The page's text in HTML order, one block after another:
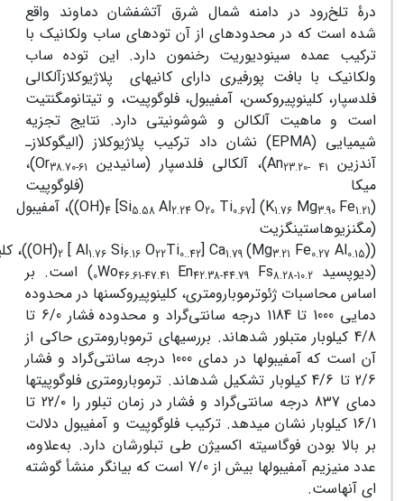
درۀ تلخ‌رود در دامنه شمال شرق آتشفشان دماوند واقع
شده است که در محدوده‏ای از آن توده‏ای ساب ولکانیک با
ترکیب عمده سینودیوریت رخنمون دارد. این توده ساب
ولکانیک با بافت پورفیری دارای کانی‏های پلاژیوکلازآلکالی
فلدسپار، کلینوپیروکسن، آمفیبول، فلوگوپیت، و تیتانومگنتیت
است و ماهیت آلکالن و شوشونیتی دارد. نتایج تجزیه
شیمیایی (EPMA) نشان داد ترکیب پلاژیوکلاز (الیگوکلازـ
آندزین
An23.20- 41 )، آلکالی فلدسپار (سانیدین Or38.70-61
)،
میکا (فلوگوپیت
(
K1.76 Mg3.90 Fe1.21
) [
Ti0.67
Si5.58 Al2.24 O20
]
4
(
OH))، آمفیبول
(مگنزیوهاستینگزیت
(
Ca1.79 (Mg3.21 Fe0.27 Al0.15)
[
Ti0..42
Al1.76 Si6.16 O22
]
2
(
OH))،
(دیوپسید
Wo46.61-47.41 En42.38-44.79 Fs8.28-10.2
0) است. بر
اساس محاسبات ژئوترموبارومتری، کلینوپیروکسن‏ها در محدوده
دمایی 1000 تا 1184 درجه سانتی‌گراد و محدوده فشار 6/0 تا
4/8 کیلوبار متبلور شده‏اند. بررسی‏های ترموبارومتری حاکی از
آن است که آمفیبول‏ها در دمای 1000 درجه سانتی‌گراد و فشار
2/6 تا 4/6 کیلوبار تشکیل شده‏اند. ترموبارومتری فلوگوپیت‏ها
دمای 837 درجه سانتی‌گراد و فشار در زمان تبلور را 22/۰ تا
16/1 کیلوبار نشان می‏دهد. ترکیب فلوگوپیت و آمفیبول دلالت
بر بالا بودن فوگاسیته اکسیژن طی تبلورشان دارد. به‌علاوه،
عدد منیزیم آمفیبول‏ها بیش از 7/0 است که بیانگر منشأ گوشته
‏ای آن‏هاست.